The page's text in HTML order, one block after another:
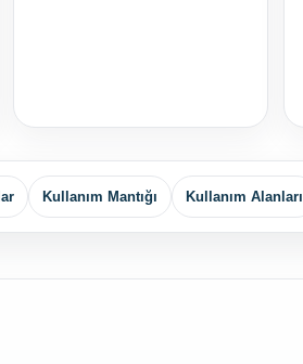
Kullanım Mantığı Kullanım Alanları